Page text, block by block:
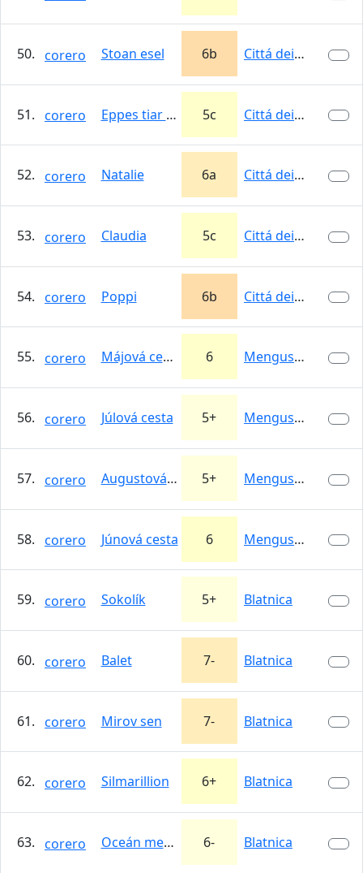
50. corero Stoan esel 6b Cittá dei Sassi
51. corero Eppes tiar die weiber 5c Cittá dei Sassi
52. corero Natalie 6a Cittá dei Sassi
53. corero Claudia 5c Cittá dei Sassi
54. corero Poppi 6b Cittá dei Sassi
55. corero Májová cesta 6 Mengusovská…
56. corero Júlová cesta 5+ Mengusovská…
57. corero Augustová cesta 5+ Mengusovská…
58. corero Júnová cesta 6 Mengusovská…
59. corero Sokolík 5+ Blatnica
60. corero Balet 7- Blatnica
61. corero Mirov sen 7- Blatnica
62. corero Silmarillion 6+ Blatnica
63. corero Oceán medzi nami 6- Blatnica